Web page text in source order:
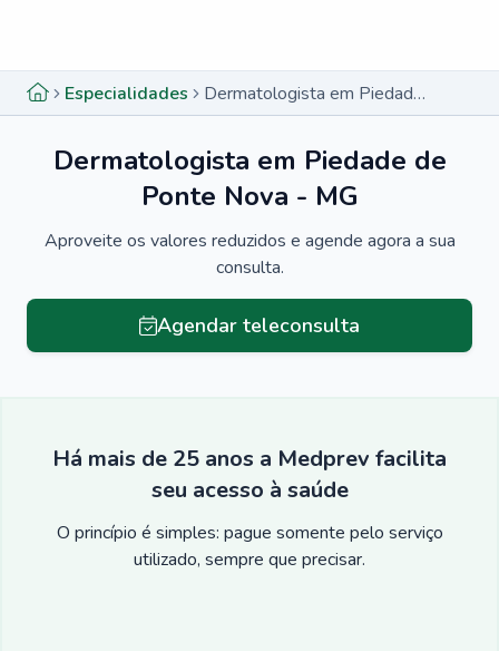
Especialidades Dermatologista em Piedade de Ponte Nova - MG
Dermatologista em Piedade de
Ponte Nova - MG
Aproveite os valores reduzidos e agende agora a sua
consulta.
Agendar teleconsulta
Há mais de 25 anos a Medprev facilita
seu acesso à saúde
O princípio é simples: pague somente pelo serviço
utilizado, sempre que precisar.